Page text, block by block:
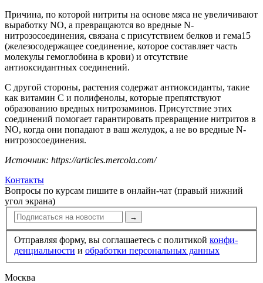
Причина, по которой нитриты на основе мяса не увеличивают
выработку NO, а превращаются во вредные N-
нитрозосоединения, связана с присутствием белков и гема15
(железосодержащее соединение, которое составляет часть
молекулы гемоглобина в крови) и отсутствие
антиоксидантных соединений.
С другой стороны, растения содержат антиоксиданты, такие
как витамин С и полифенолы, которые препятствуют
образова­нию вредных нитрозаминов. Присутствие этих
соединений помогает гарантировать превращение нитритов в
NO, когда они попадают в ваш желудок, а не во вредные N-
нитрозосоединения.
Источник: https://articles.mercola.com/
Контакты
Вопросы по курсам пишите в онлайн-чат (правый нижний
угол экрана)
→
Отправляя форму, вы соглашаетесь с политикой конфи­
ден­циальности и обработки персональных данных
Москва